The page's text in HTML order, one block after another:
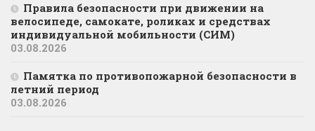
Правила безопасности при движении на
велосипеде, самокате, роликах и средствах
индивидуальной мобильности (СИМ)
03.08.2026
Памятка по противопожарной безопасности в
летний период
03.08.2026